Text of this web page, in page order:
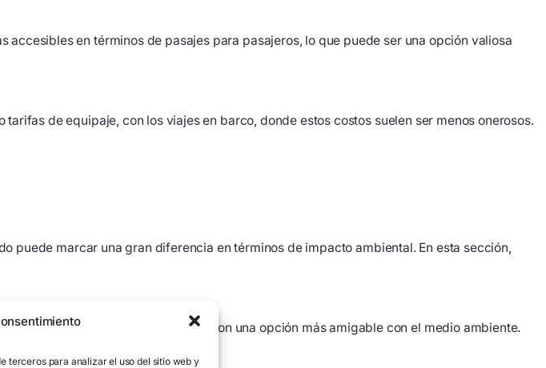
terceros para analizar el uso del sitio web y
en términos de pasajes para pasajeros, lo que puede ser una opción valiosa
de equipaje, con los viajes en barco, donde estos costos suelen ser menos onerosos.
puede marcar una gran diferencia en términos de impacto ambiental. En esta sección,
demostrando cómo los barcos son una opción más amigable con el medio ambiente.